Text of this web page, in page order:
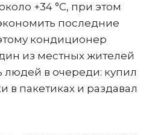
+34 °C, при этом
последние
кондиционер
из местных жителей
в очереди: купил
в пакетиках и раздавал